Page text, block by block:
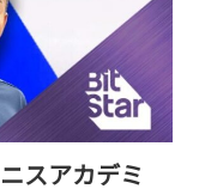
スアカデミ